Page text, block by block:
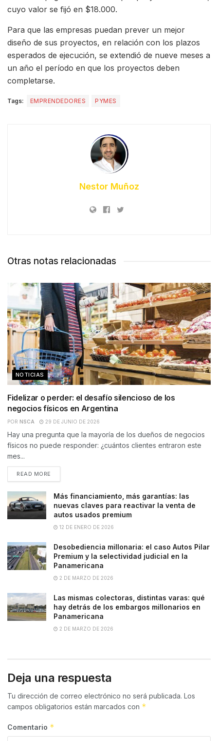
cuyo valor se fijó en $18.000.
Para que las empresas puedan prever un mejor
diseño de sus proyectos, en relación con los plazos
esperados de ejecución, se extendió de nueve meses a
un año el período en que los proyectos deben
completarse.
Tags: EMPRENDEDORES PYMES
Nestor Muñoz
Otras notas relacionadas
NOTICIAS
Fidelizar o perder: el desafío silencioso de los
negocios físicos en Argentina
POR NSCA 29 DE JUNIO DE 2026
Hay una pregunta que la mayoría de los dueños de negocios
físicos no puede responder: ¿cuántos clientes entraron este
mes...
READ MORE
Más financiamiento, más garantías: las
nuevas claves para reactivar la venta de
autos usados premium
12 DE ENERO DE 2026
Desobediencia millonaria: el caso Autos Pilar
Premium y la selectividad judicial en la
Panamericana
2 DE MARZO DE 2026
Las mismas colectoras, distintas varas: qué
hay detrás de los embargos millonarios en
Panamericana
2 DE MARZO DE 2026
Deja una respuesta
Tu dirección de correo electrónico no será publicada. Los
campos obligatorios están marcados con *
Comentario *